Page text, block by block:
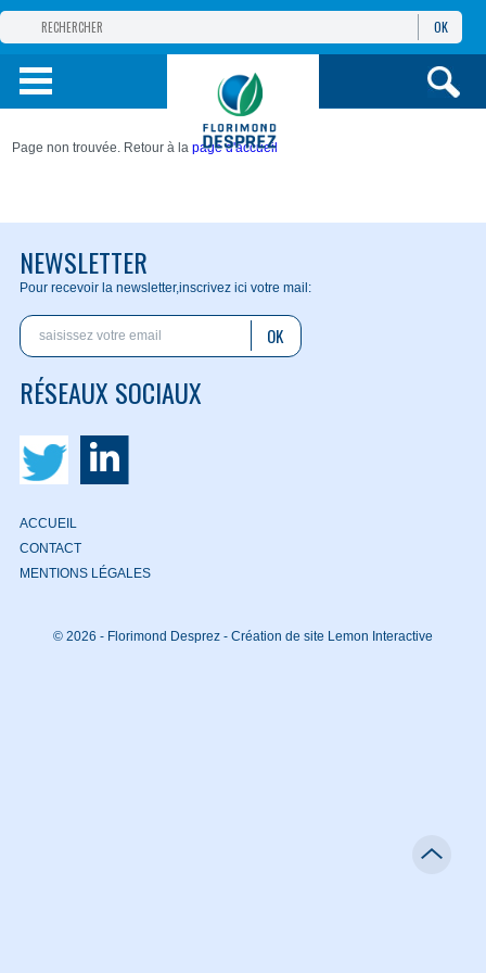
GROUPE
PRODUITS
OK
Page non trouvée. Retour à lapage d'accueil
NEWSLETTER
Pour recevoir la newsletter,inscrivez ici votre mail:
OK
RÉSEAUX SOCIAUX
ACCUEIL
CONTACT
MENTIONS LÉGALES
© 2026 - Florimond Desprez - Création de site Lemon Interactive